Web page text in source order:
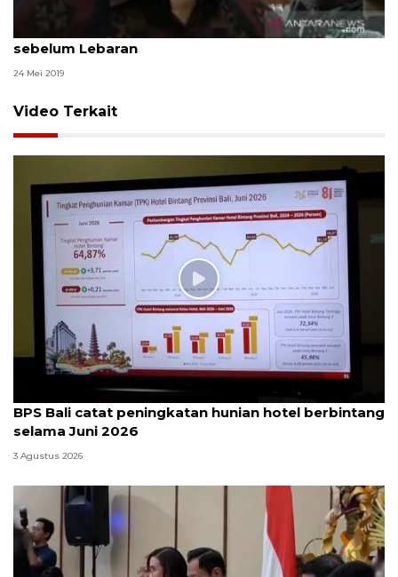
Sekretaris Daerah Provinsi Bali pastikan THR cair
sebelum Lebaran
24 Mei 2019
Video Terkait
BPS Bali catat peningkatan hunian hotel berbintang
selama Juni 2026
3 Agustus 2026